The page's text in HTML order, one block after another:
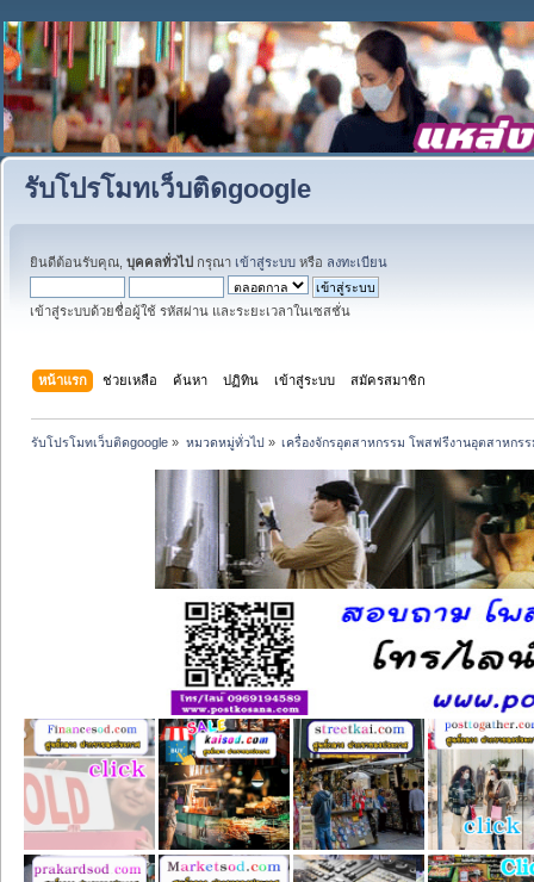
รับโปรโมทเว็บติดgoogle
ยินดีต้อนรับคุณ, บุคคลทั่วไป กรุณา เข้าสู่ระบบ หรือ ลงทะเบียน
เข้าสู่ระบบด้วยชื่อผู้ใช้ รหัสผ่าน และระยะเวลาในเซสชั่น
หน้าแรก ช่วยเหลือ ค้นหา ปฏิทิน เข้าสู่ระบบ สมัครสมาชิก
รับโปรโมทเว็บติดgoogle » หมวดหมู่ทั่วไป» เครื่องจักรอุตสาหกรรม โพสฟรีงานอุตสาหกร